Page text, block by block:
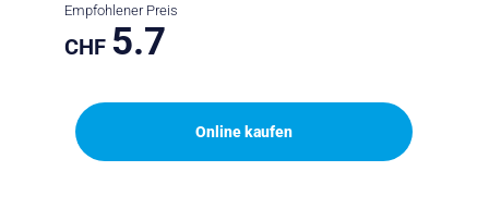
Empfohlener Preis
CHF 5.7
Online kaufen